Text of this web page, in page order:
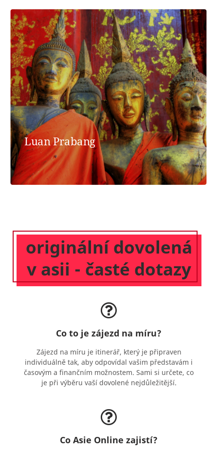
Luan Prabang
originální dovolená
v asii - časté dotazy
Co to je zájezd na míru?
Zájezd na míru je itinerář, který je připraven
individuálně tak, aby odpovídal vašim představám i
časovým a finančním možnostem. Sami si určete, co
je při výběru vaší dovolené nejdůležitější.
Co Asie Online zajistí?